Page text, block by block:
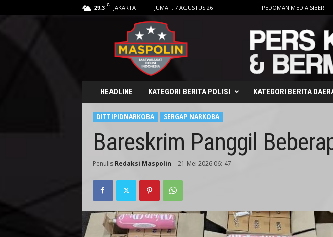
29.3 C JAKARTA JUMAT, 7 AGUSTUS 26 PEDOMAN MEDIA SIBER
HEADLINE KATEGORI BERITA POLISI KATEGORI BERITA
DITTIPIDNARKOBA SERGAP NARKOBA
Bareskrim Panggil
Penulis Redaksi Maspolin - 21 Mei 2026 06: 47